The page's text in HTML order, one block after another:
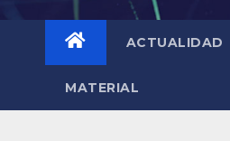
ACTUALIDAD
MATERIAL